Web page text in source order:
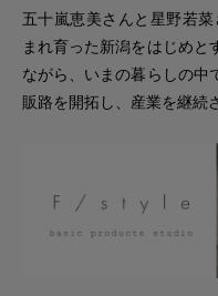
五十嵐恵美さんと星野若
まれ育った新潟をはじめと
ながら、いまの暮らしの中
販路を開拓し、産業を継続